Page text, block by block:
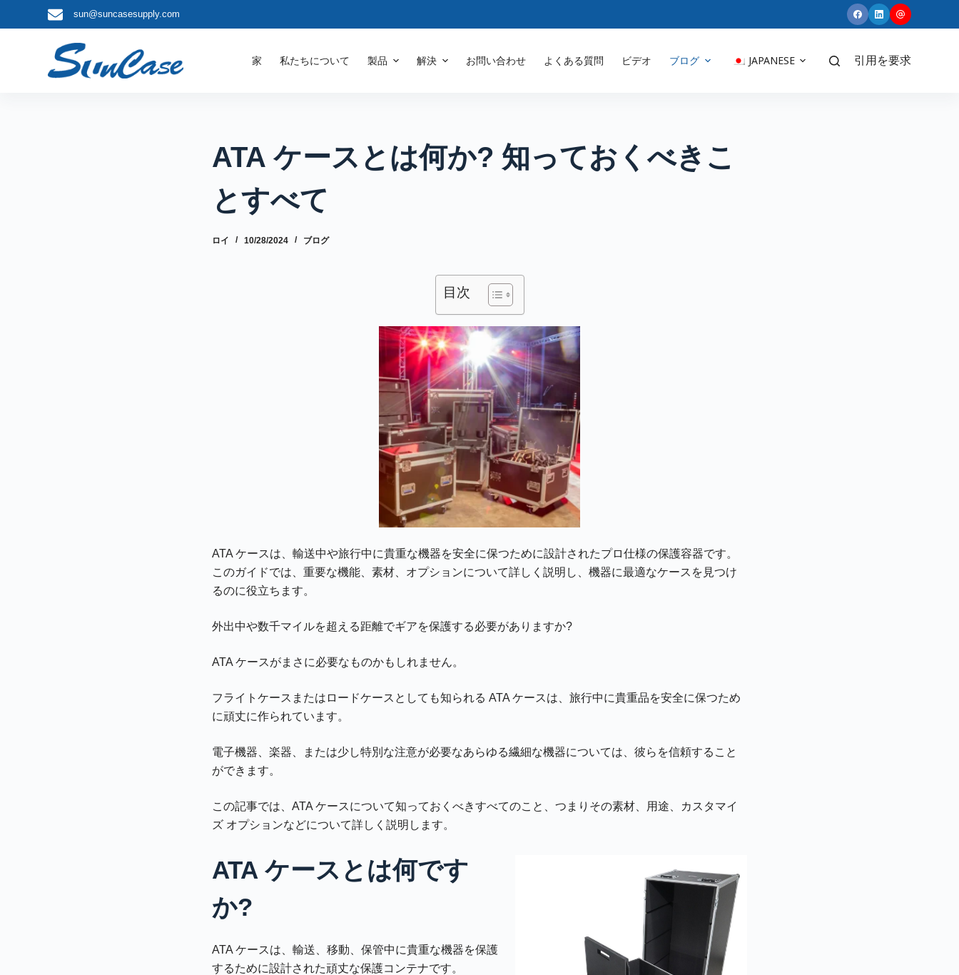
sun@suncasesupply.com
家 私たちについて 製品 解決 お問い合わせ よくある質問 ビデオ ブログ JAPANESE 引用を要求
ATA ケースとは何か? 知っておくべきこ
とすべて
ロイ 10/28/2024 ブログ
目次
ATA ケースは、輸送中や旅行中に貴重な機器を安全に保つために設計されたプロ仕様の保護容器です。
このガイドでは、重要な機能、素材、オプションについて詳しく説明し、機器に最適なケースを見つけ
るのに役立ちます。
外出中や数千マイルを超える距離でギアを保護する必要がありますか?
ATA ケースがまさに必要なものかもしれません。
フライトケースまたはロードケースとしても知られる ATA ケースは、旅行中に貴重品を安全に保つため
に頑丈に作られています。
電子機器、楽器、または少し特別な注意が必要なあらゆる繊細な機器については、彼らを信頼すること
ができます。
この記事では、ATA ケースについて知っておくべきすべてのこと、つまりその素材、用途、カスタマイ
ズ オプションなどについて詳しく説明します。
ATA ケースとは何です
か?
ATA ケースは、輸送、移動、保管中に貴重な機器を保護
するために設計された頑丈な保護コンテナです。